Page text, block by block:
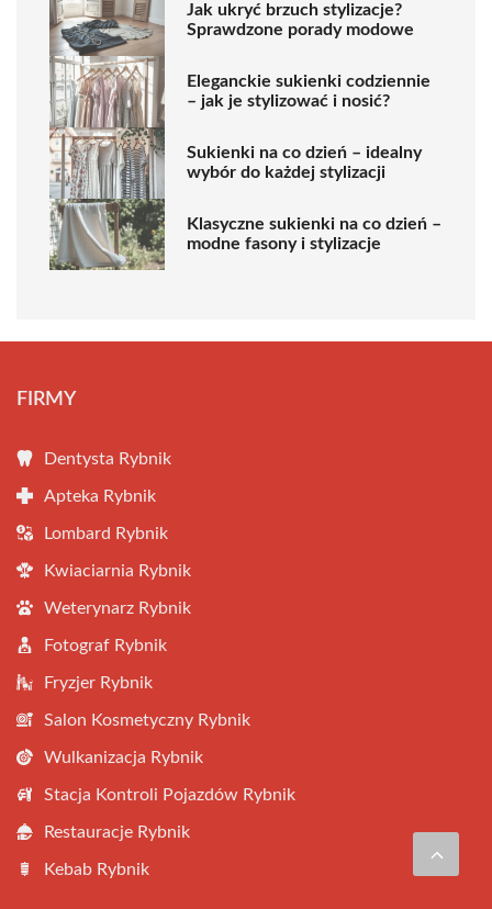
Jak ukryć brzuch stylizacje?
Sprawdzone porady modowe
Eleganckie sukienki codziennie
– jak je stylizować i nosić?
Sukienki na co dzień – idealny
wybór do każdej stylizacji
Klasyczne sukienki na co dzień –
modne fasony i stylizacje
FIRMY
Dentysta Rybnik
Apteka Rybnik
Lombard Rybnik
Kwiaciarnia Rybnik
Weterynarz Rybnik
Fotograf Rybnik
Fryzjer Rybnik
Salon Kosmetyczny Rybnik
Wulkanizacja Rybnik
Stacja Kontroli Pojazdów Rybnik
Restauracje Rybnik
Kebab Rybnik